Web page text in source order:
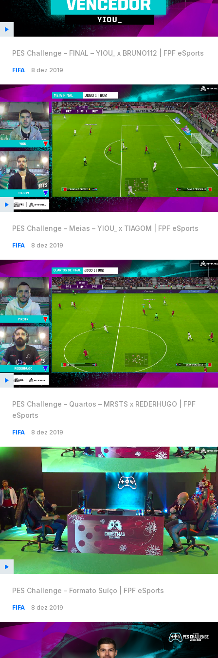
PES Challenge – FINAL – YIOU_ x BRUNO112 | FPF eSports
FIFA 8 dez 2019
PES Challenge – Meias – YIOU_ x TIAGOM | FPF eSports
FIFA 8 dez 2019
PES Challenge – Quartos – MRSTS x REDERHUGO | FPF
eSports
FIFA 8 dez 2019
PES Challenge – Formato Suíço | FPF eSports
FIFA 8 dez 2019